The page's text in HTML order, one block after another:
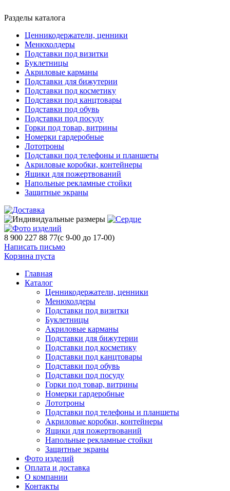
Разделы каталога
Ценникодержатели, ценники
Менюхолдеры
Подставки под визитки
Буклетницы
Акриловые карманы
Подставки для бижутерии
Подставки под косметику
Подставки под канцтовары
Подставки под обувь
Подставки под посуду
Горки под товар, витрины
Номерки гардеробные
Лототроны
Подставки под телефоны и планшеты
Акриловые коробки, контейнеры
Ящики для пожертвований
Напольные рекламные стойки
Защитные экраны
8 900 227 88 77(с 9-00 до 17-00)
Написать письмо
Корзина пуста
Главная
Каталог
Ценникодержатели, ценники
Менюхолдеры
Подставки под визитки
Буклетницы
Акриловые карманы
Подставки для бижутерии
Подставки под косметику
Подставки под канцтовары
Подставки под обувь
Подставки под посуду
Горки под товар, витрины
Номерки гардеробные
Лототроны
Подставки под телефоны и планшеты
Акриловые коробки, контейнеры
Ящики для пожертвований
Напольные рекламные стойки
Защитные экраны
Фото изделий
Оплата и доставка
О компании
Контакты